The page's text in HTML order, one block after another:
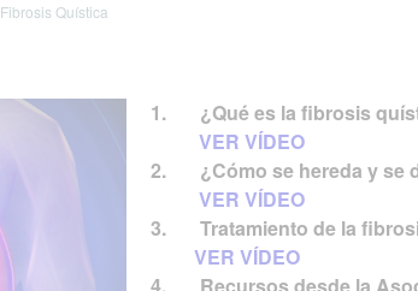
Fibrosis Quística
1. ¿Qué es la fibrosis
VER VÍDEO
2. ¿Cómo se hereda y se
VER VÍDEO
3. Tratamiento de la
VER VÍDEO